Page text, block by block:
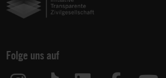
Folge uns auf